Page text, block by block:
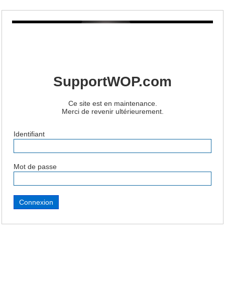
SupportWOP.com
Ce site est en maintenance.
Merci de revenir ultérieurement.
Identifiant
Mot de passe